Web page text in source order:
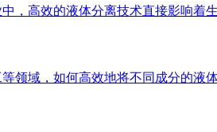
高效的液体分离技术直接影响着
域，如何高效地将不同成分的液